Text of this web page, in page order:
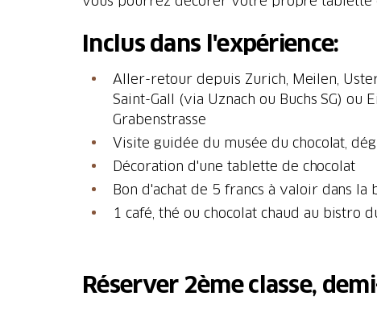
Inclus dans l'expérience:
Aller-retour depuis Zurich, Meilen,
Saint-Gall (via Uznach ou Buchs SG) ou
Grabenstrasse
Visite guidée du musée du chocolat,
Décoration d'une tablette de chocolat
Bon d'achat de 5 francs à valoir dans la
1 café, thé ou chocolat chaud au bistro
Réserver 2ème classe,